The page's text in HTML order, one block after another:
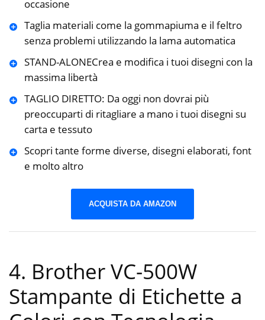
occasione
Taglia materiali come la gommapiuma e il feltro
senza problemi utilizzando la lama automatica
STAND-ALONECrea e modifica i tuoi disegni con la
massima libertà
TAGLIO DIRETTO: Da oggi non dovrai più
preoccuparti di ritagliare a mano i tuoi disegni su
carta e tessuto
Scopri tante forme diverse, disegni elaborati, font
e molto altro
ACQUISTA DA AMAZON
4. Brother VC-500W
Stampante di Etichette a